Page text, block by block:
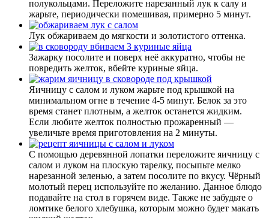
полукольцами. Переложите нарезанный лук к салу и
жарьте, периодически помешивая, примерно 5 минут.
Лук обжариваем до мягкости и золотистого оттенка.
Зажарку посолите и поверх неё аккуратно, чтобы не
повредить желток, вбейте куриные яйца.
Яичницу с салом и луком жарьте под крышкой на
минимальном огне в течение 4-5 минут. Белок за это
время станет плотным, а желток останется жидким.
Если любите желток полностью прожаренный —
увеличьте время приготовления на 2 минуты.
С помощью деревянной лопатки переложите яичницу с
салом и луком на плоскую тарелку, посыпьте мелко
нарезанной зеленью, а затем посолите по вкусу. Чёрный
молотый перец используйте по желанию. Данное блюдо
подавайте на стол в горячем виде. Также не забудьте о
ломтике белого хлебушка, которым можно будет макать